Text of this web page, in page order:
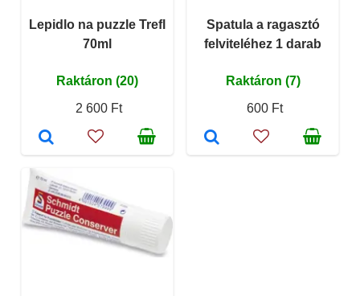
Lepidlo na puzzle Trefl
70ml
Raktáron (20)
2 600 Ft
Spatula a ragasztó
felviteléhez 1 darab
Raktáron (7)
600 Ft